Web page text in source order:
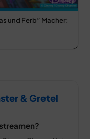
und Ferb” Macher:
& Gretel